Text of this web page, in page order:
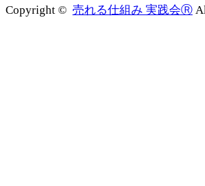
Copyright © 売れる仕組み 実践会Ⓡ